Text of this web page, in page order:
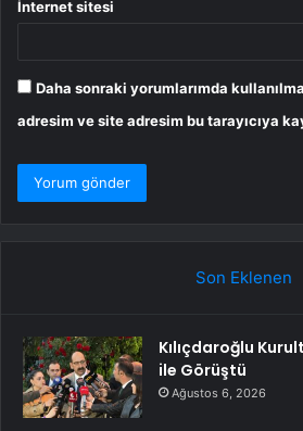
İnternet sitesi
Daha sonraki yorumlarımda
adresim ve site adresim bu tarayıcıya
Son Eklenen
Kılıçdaroğlu
ile Görüştü
Ağustos 6, 2026